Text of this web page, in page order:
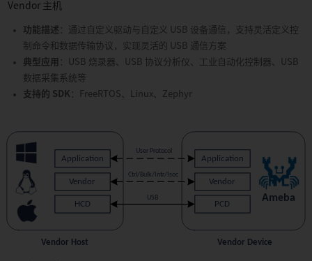
Vendor 主机
功能描述 ：通过自定义驱动与自定义 USB 设备通信，支持灵活定义控
制命令和数据传输协议，实现灵活的 USB 通信方案
典型应用 ：USB 烧录器、USB 协议分析仪、工业自动化控制器、USB
数据采集系统等
支持的 SDK ：FreeRTOS、Linux、Zephyr